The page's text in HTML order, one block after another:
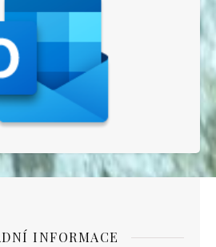
INFORMACE